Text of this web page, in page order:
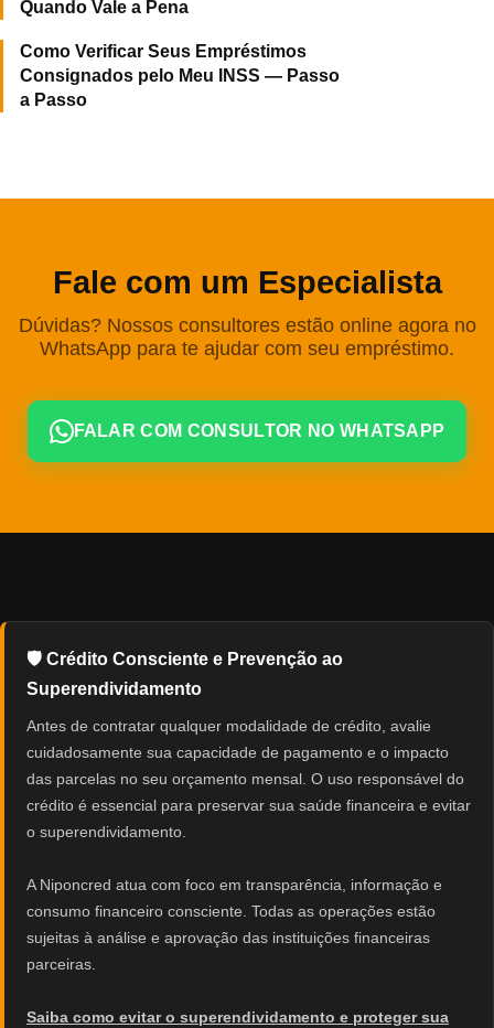
Quando Vale a Pena
Como Verificar Seus Empréstimos
Consignados pelo Meu INSS — Passo
a Passo
Fale com um Especialista
Dúvidas? Nossos consultores estão online agora no
WhatsApp para te ajudar com seu empréstimo.
FALAR COM CONSULTOR NO WHATSAPP
🛡️ Crédito Consciente e Prevenção ao
Superendividamento
Antes de contratar qualquer modalidade de crédito, avalie
cuidadosamente sua capacidade de pagamento e o impacto
das parcelas no seu orçamento mensal. O uso responsável do
crédito é essencial para preservar sua saúde financeira e evitar
o superendividamento.
A Niponcred atua com foco em transparência, informação e
consumo financeiro consciente. Todas as operações estão
sujeitas à análise e aprovação das instituições financeiras
parceiras.
Saiba como evitar o superendividamento e proteger sua